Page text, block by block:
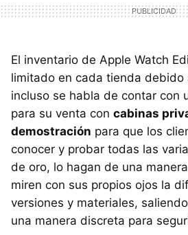
El inventario de Apple Watch
limitado en cada tienda debido
incluso se habla de contar con
para su venta con cabinas
demostración para que los
conocer y probar todas las
de oro, lo hagan de una
miren con sus propios ojos la
versiones y materiales,
una manera discreta para